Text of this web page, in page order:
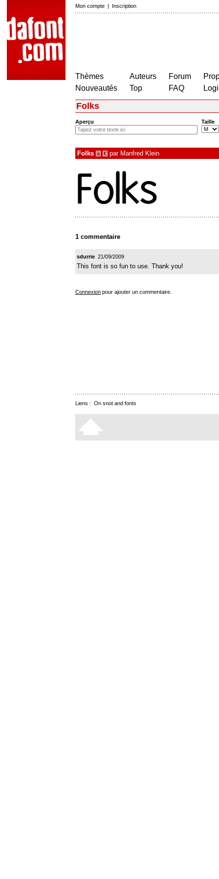
Mon compte | Inscription
Thèmes
Nouveautés
Auteurs
Top
Forum
FAQ
Folks
Aperçu Taille
Folks à € par Manfred Klein
1 commentaire
sdurrie 21/09/2009
This font is so fun to use. Thank you!
Connexion pour ajouter un commentaire.
Liens : On snot and fonts